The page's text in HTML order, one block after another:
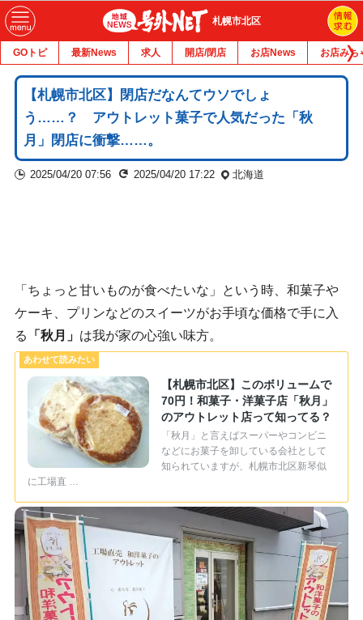
札幌市北区
GOトピ 最新News 求人 開店/閉店 お店News お店みち
【札幌市北区】閉店だなんてウソでしょ
う……？ アウトレット菓子で人気だった「秋
月」閉店に衝撃……。
2025/04/20 07:56 2025/04/20 17:22 北海道
「ちょっと甘いものが食べたいな」という時、和菓子や
ケーキ、プリンなどのスイーツがお手頃な価格で手に入
る
「秋月」 は我が家の心強い味方。
【札幌市北区】このボリュームで
70円！和菓子・洋菓子店「秋月」
のアウトレット店って知ってる？
「秋月」と言えばスーパーやコンビニ
などにお菓子を卸している会社として
知られていますが、札幌市北区新琴似
に工場直 …